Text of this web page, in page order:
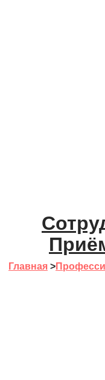
Главная >